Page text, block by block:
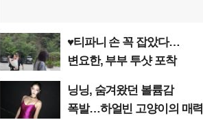
♥티파니 손 꼭 잡았다…
변요한, 부부 투샷 포착
닝닝, 숨겨왔던 볼륨감
폭발…하얼빈 고양이의 매력